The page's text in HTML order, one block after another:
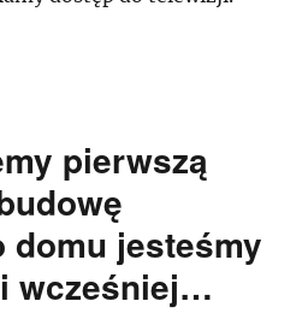
pierwszą
domu jesteśmy
wcześniej…